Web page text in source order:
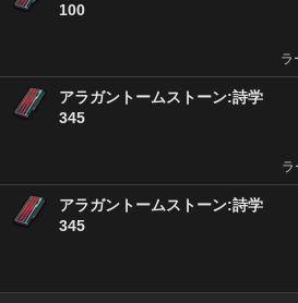
100
ラ
アラガントームストーン:詩学
345
ラ
アラガントームストーン:詩学
345